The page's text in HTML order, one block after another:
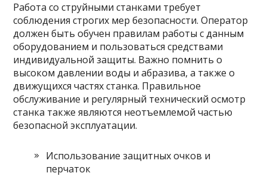
Работа со струйными станками требует
соблюдения строгих мер безопасности. Оператор
должен быть обучен правилам работы с данным
оборудованием и пользоваться средствами
индивидуальной защиты. Важно помнить о
высоком давлении воды и абразива, а также о
движущихся частях станка. Правильное
обслуживание и регулярный технический осмотр
станка также являются неотъемлемой частью
безопасной эксплуатации.
Использование защитных очков и
перчаток